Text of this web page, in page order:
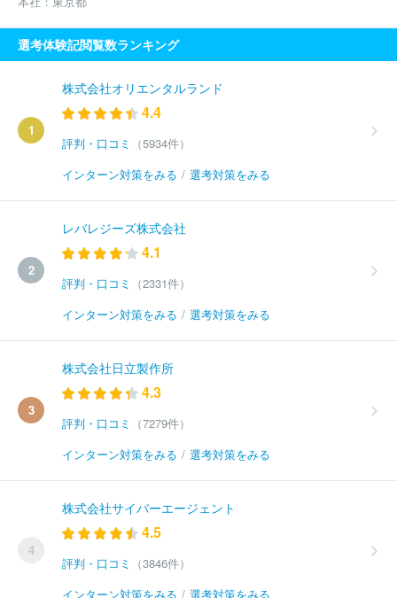
選考体験記閲覧数ランキング
1
株式会社オリエンタルランド
4.4
評判・口コミ
（5934件）
インターン対策をみる / 選考対策をみる
2
レバレジーズ株式会社
4.1
評判・口コミ
（2331件）
インターン対策をみる / 選考対策をみる
3
株式会社日立製作所
4.3
評判・口コミ
（7279件）
インターン対策をみる / 選考対策をみる
4
株式会社サイバーエージェント
4.5
評判・口コミ
（3846件）
インターン対策をみる / 選考対策をみる